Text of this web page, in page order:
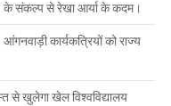
के संकल्प से रेखा आर्या के कदम।
कार्यकत्रियों को राज्य
से खुलेगा खेल विश्वविद्यालय